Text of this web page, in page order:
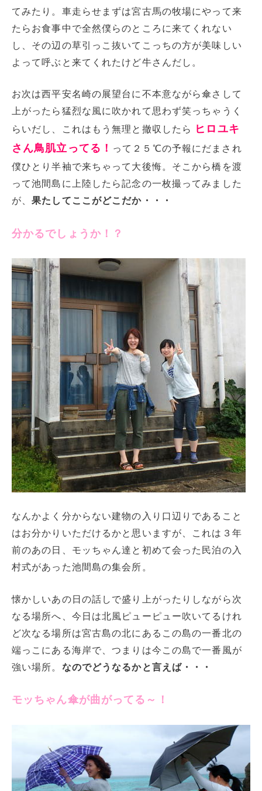
てみたり。車走らせまずは宮古馬の牧場にやって来
たらお食事中で全然僕らのところに来てくれない
し、その辺の草引っこ抜いてこっちの方が美味しい
よって呼ぶと来てくれたけど牛さんだし。
お次は西平安名崎の展望台に不本意ながら傘さして
上がったら猛烈な風に吹かれて思わず笑っちゃうく
らいだし、これはもう無理と撤収したら
ヒロユキ
さん鳥肌立ってる！ って２５℃の予報にだまされ
僕ひとり半袖で来ちゃって大後悔。そこから橋を渡
って池間島に上陸したら記念の一枚撮ってみました
が、果たしてここがどこだか・・・
分かるでしょうか！？
なんかよく分からない建物の入り口辺りであること
はお分かりいただけるかと思いますが、これは３年
前のあの日、モッちゃん達と初めて会った民泊の入
村式があった池間島の集会所。
懐かしいあの日の話しで盛り上がったりしながら次
なる場所へ、今日は北風ピューピュー吹いてるけれ
ど次なる場所は宮古島の北にあるこの島の一番北の
端っこにある海岸で、つまりは今この島で一番風が
強い場所。 なのでどうなるかと言えば・・・
モッちゃん傘が曲がってる～！